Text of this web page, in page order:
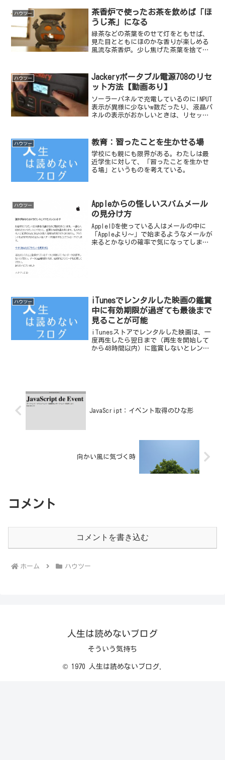
治った。対象のPC パソコンHP Pro...
ハウツー
茶香炉で使ったお茶を飲めば「ほ
うじ茶」になる
緑茶などの茶葉をのせて灯をともせば、
見た目とともにほのかな香りが楽しめる
風流な茶香炉。少し焦げた茶葉を捨てる
ハウツー
Jackeryポータブル電源708のリセ
ット方法【動画あり】
ソーラーパネルで充電しているのにINPUT
表示が異様に少ないw数だったり、液晶パ
ネルの表示がおかしいときは、リセット
ハウツー 教育：習ったことを生かせる場
学校にも親にも限界がある。わたしは最
近学生に対して、「習ったことを生かせ
る場」というものを考えている。
ハウツー
Appleからの怪しいスパムメール
の見分け方
AppleIDを使っている人はメールの中に
「Appleより～」で始まるようなメールが
来るとかなりの確率で気になってしまう
ハウツー
iTunesでレンタルした映画の鑑賞
中に有効期限が過ぎても最後まで
見ることが可能
iTunesストアでレンタルした映画は、一
度再生したら翌日まで（再生を開始して
から48時間以内）に鑑賞しないとレンタ
JavaScript：イベント取得のひな形
向かい風に気づく時
コメント
コメントを書き込む
ホーム ハウツー
人生は読めないブログ
そういう気持ち
© 1970 人生は読めないブログ.